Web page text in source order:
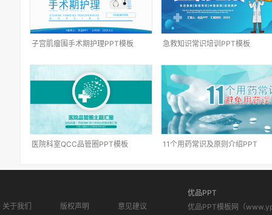
子宫肌瘤围手术期护理PPT模板 急救知识常识培训PPT模板
医院科室QCC品管圈PPT模板 11个用药常识及原则介绍PPT
关于我们 版权声明 意见建议
优品PPT
优品PPT模板网（